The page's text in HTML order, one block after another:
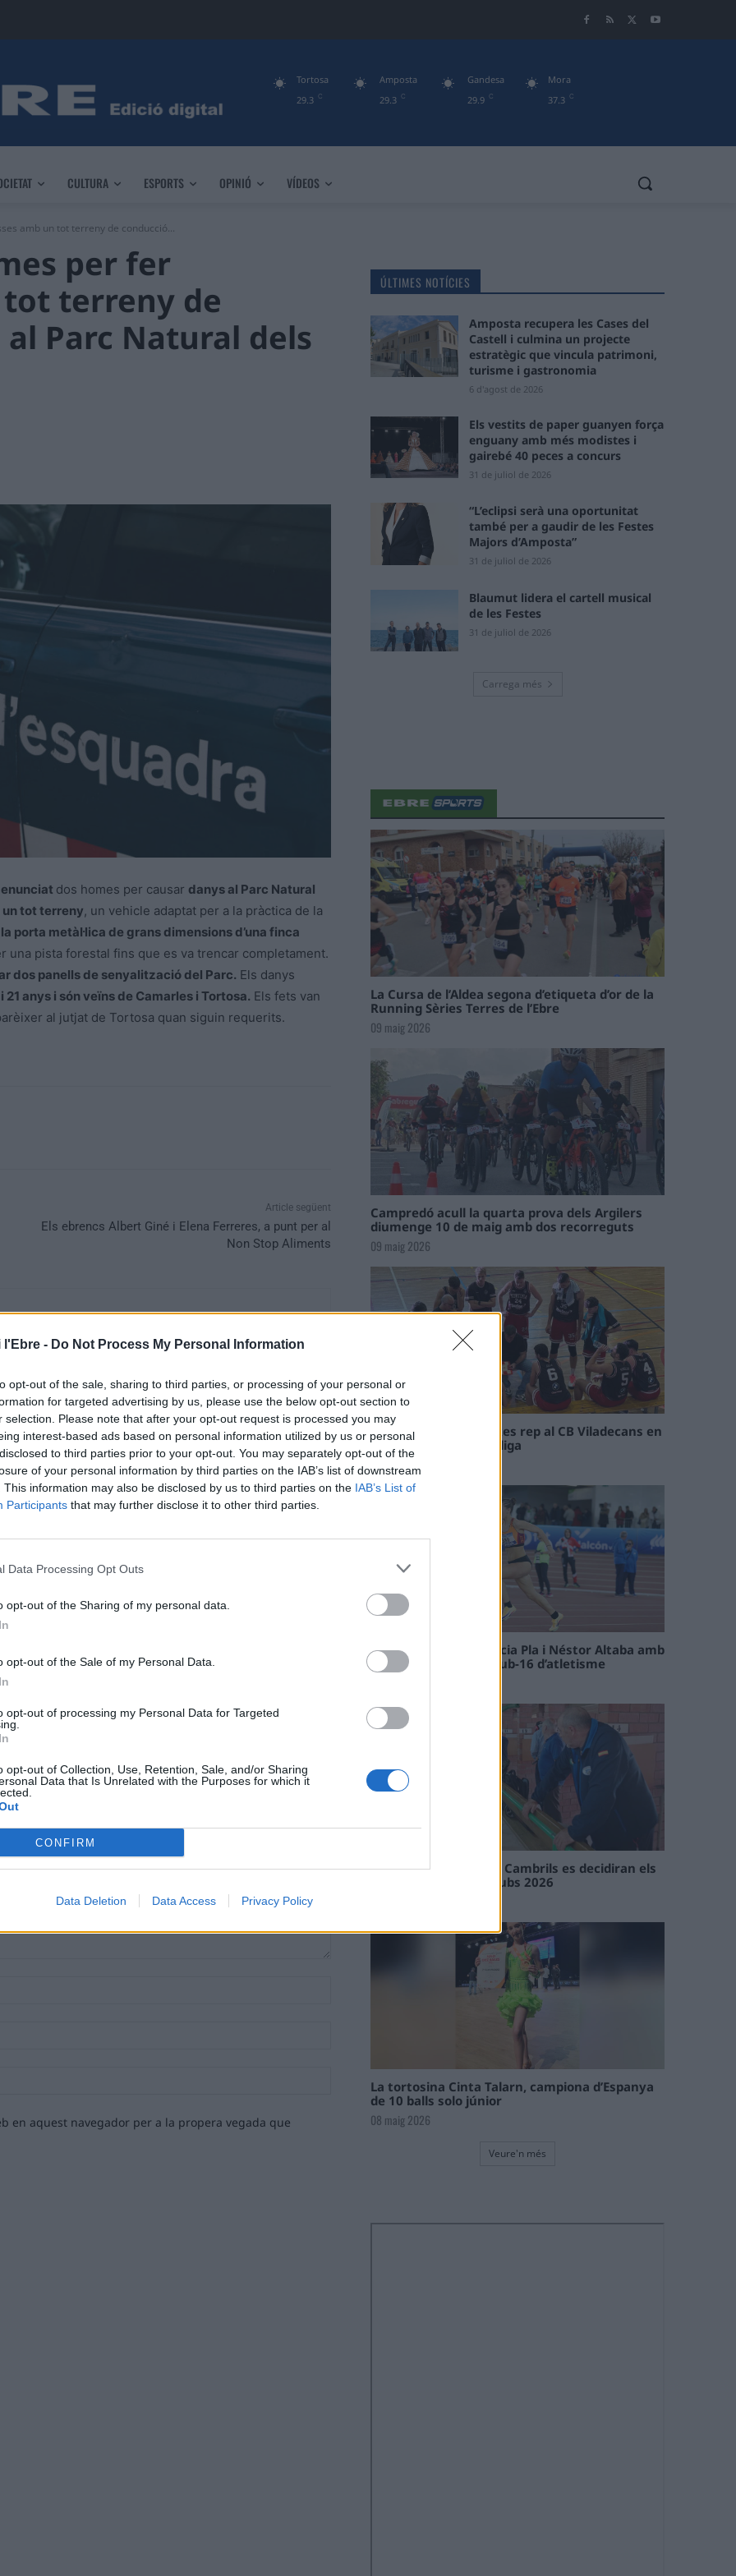
l'Ebre - Do Not Process My Personal Information
opt-out of the sale, sharing to third parties, or processing of your personal or
for targeted advertising by us, please use the below opt-out section to
selection. Please note that after your opt-out request is processed you may
interest-based ads based on personal information utilized by us or personal
to third parties prior to your opt-out. You may separately opt-out of the
of your personal information by third parties on the IAB’s list of downstream
This information may also be disclosed by us to third parties on the IAB’s List of
Participants that may further disclose it to other third parties.
Data Processing Opt Outs
opt-out of the Sharing of my personal data.
opt-out of the Sale of my Personal Data.
opt-out of processing my Personal Data for Targeted
opt-out of Collection, Use, Retention, Sale, and/or Sharing
Data that Is Unrelated with the Purposes for which it
CONFIRM
Data Deletion Data Access Privacy Policy
29.3 C
Tortosa
29.3 C
Amposta
29.9 C
Gandesa
37.3 C
Mora
CULTURA ESPORTS OPINIÓ VÍDEOS
amb un tot terreny de conducció...
per fer
terreny de
Parc Natural dels
dos homes per causar danys al Parc Natural
tot terreny, un vehicle adaptat per a la pràctica de la
porta metàl·lica de grans dimensions d’una finca
una pista forestal fins que es va trencar completament.
dos panells de senyalització del Parc. Els danys
21 anys i són veïns de Camarles i Tortosa. Els fets van
al jutjat de Tortosa quan siguin requerits.
Article següent
Els ebrencs Albert Giné i Elena Ferreres, a punt per al
Non Stop Aliments
guanyen força
modistes i gairebé 40
“L’eclipsi serà una oportunitat també per a
en aquest navegador per a la propera vegada que
ÚLTIMES NOTÍCIES
Amposta recupera les Cases del
Castell i culmina un projecte
estratègic que vincula patrimoni,
turisme i gastronomia
6 d'agost de 2026
Els vestits de paper guanyen força
enguany amb més modistes i
gairebé 40 peces a concurs
31 de juliol de 2026
“L’eclipsi serà una oportunitat
també per a gaudir de les Festes
Majors d’Amposta”
31 de juliol de 2026
Blaumut lidera el cartell musical
de les Festes
31 de juliol de 2026
Carrega més
La Cursa de l’Aldea segona d’etiqueta d’or de la
Running Sèries Terres de l’Ebre
09 maig 2026
Campredó acull la quarta prova dels Argilers
diumenge 10 de maig amb dos recorreguts
09 maig 2026
El Cantaires amb baixes rep al CB Viladecans en
el tram decisiu de la lliga
09 maig 2026
Paula Sintorres, Patrícia Pla i Néstor Altaba amb
la selecció catalana sub-16 d’atletisme
En les tirades de Flix i Cambrils es decidiran els
campions de l’Interclubs 2026
La tortosina Cinta Talarn, campiona d’Espanya
de 10 balls solo júnior
08 maig 2026
Veure'n més